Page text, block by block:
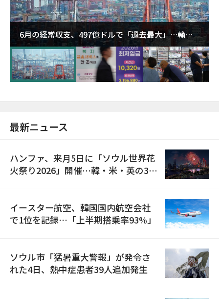
6月の経常収支、497億ドルで「過去最大」…輸出
が初の1000億ドル突破
最新ニュース
ハンファ、来月5日に「ソウル世界花
火祭り2026」開催…韓・米・英の3カ
イースター航空、韓国国内航空会社
で1位を記録…「上半期搭乗率93%」
ソウル市「猛暑重大警報」が発令さ
れた4日、熱中症患者39人追加発生